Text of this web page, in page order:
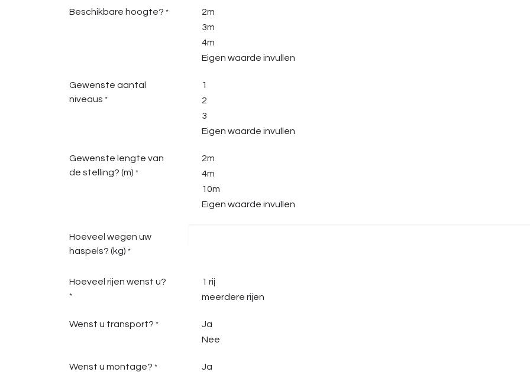
Beschikbare hoogte? *
2m
3m
4m
Eigen waarde invullen
Gewenste aantal
niveaus *
1
2
3
Eigen waarde invullen
Gewenste lengte van
de stelling? (m) *
2m
4m
10m
Eigen waarde invullen
Hoeveel wegen uw
haspels? (kg) *
Hoeveel rijen wenst u?
*
1 rij
meerdere rijen
Wenst u transport? *
Ja
Nee
Wenst u montage? *
Ja